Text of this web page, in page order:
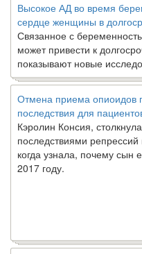
Высокое АД во время
сердце женщины в
Связанное с
может привести к
показывают новые
Отмена приема опиоидов
последствия для
Кэролин Консия,
последствиями
когда узнала, почему сын
2017 году.